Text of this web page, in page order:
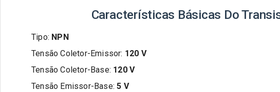
Características Básicas Do
Tipo: NPN
Tensão Coletor-Emissor: 120 V
Tensão Coletor-Base: 120 V
Tensão Emissor-Base:5 V